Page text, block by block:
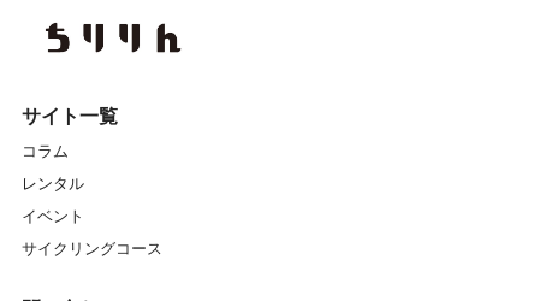
サイト一覧
コラム
レンタル
イベント
サイクリングコース